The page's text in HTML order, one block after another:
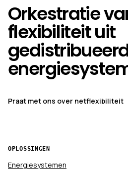
Orkestratie
flexibiliteit uit
Praat met ons over netflexibiliteit
OPLOSSINGEN
Energiesystemen